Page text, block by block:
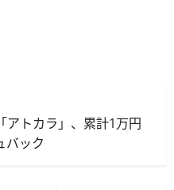
アトカラ」、累計1万円
バック